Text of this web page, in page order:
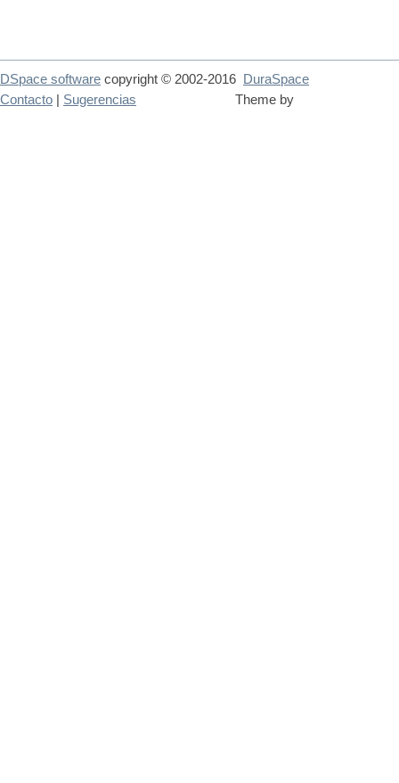
DSpace software copyright © 2002-2016
DuraSpace
Theme by
Contacto Sugerencias